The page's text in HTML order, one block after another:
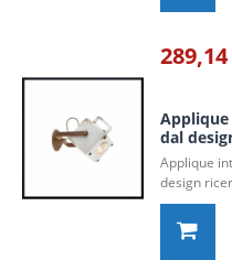
289,14
dal
Applique
design